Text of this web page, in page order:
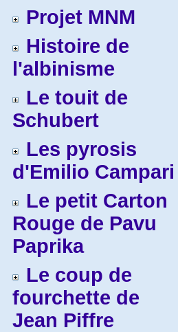
Projet MNM
Histoire de
l'albinisme
Le touit de
Schubert
Les pyrosis
d'Emilio Campari
Le petit Carton
Rouge de Pavu
Paprika
Le coup de
fourchette de
Jean Piffre